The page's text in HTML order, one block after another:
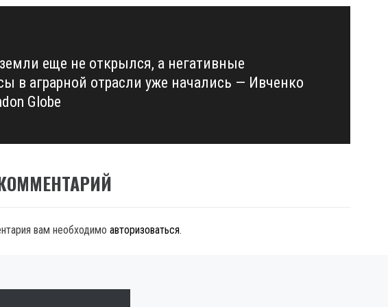
еще не открылся, а негативные
в аграрной отрасли уже начались — Ивченко
Globe
вам необходимо авторизоваться.